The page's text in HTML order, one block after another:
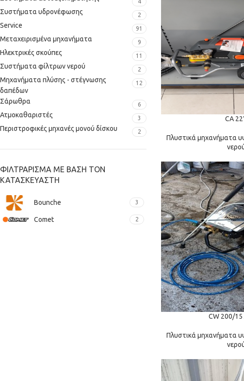
Συστήματα υδρονέφωσης 2
Service 91
Μεταχειρισμένα μηχανήματα 9
Ηλεκτρικές σκούπες 11
Συστήματα φίλτρων νερού 2
Μηχανήματα πλύσης - στέγνωσης
δαπέδων
12
Σάρωθρα 6
Ατμοκαθαριστές 3
Περιστροφικές μηχανές μονού δίσκου 2
ΦΙΛΤΡΆΡΙΣΜΑ ΜΕ ΒΆΣΗ ΤΟΝ
ΚΑΤΑΣΚΕΥΑΣΤΉ
Bounche 3
Comet 2
CA
Πλυστικά μηχανήματα
CW 200/
Πλυστικά μηχανήματα